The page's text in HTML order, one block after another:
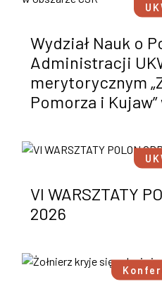
Wydział Nauk o
Administracji
merytorycznym
Pomorza i
VI WARSZTATY
2026